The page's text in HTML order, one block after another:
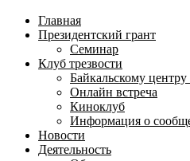
меню
Главная
Президентский грант
Семинар
Клуб трезвости
Байкальскому
Онлайн встреча
Киноклуб
Информация о
Новости
Деятельность